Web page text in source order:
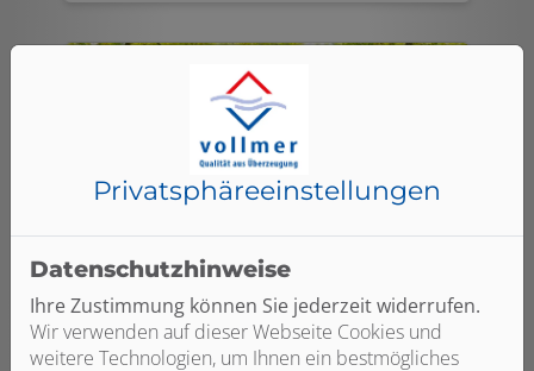
Regenerativ heizen
Privatsphäre­einstellungen
Datenschutzhinweise
Ihre Zustimmung können Sie jederzeit widerrufen.
Wir verwenden auf dieser Webseite Cookies und
weitere Technologien, um Ihnen ein bestmögliches